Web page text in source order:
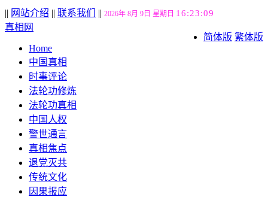
|| 网站介绍 || 联系我们 || 2026年 8月 9日 星期日 16:23:10
简体版 繁体版
真相网
Home
中国真相
时事评论
法轮功修炼
法轮功真相
中国人权
警世通言
真相焦点
退党灭共
传统文化
因果报应